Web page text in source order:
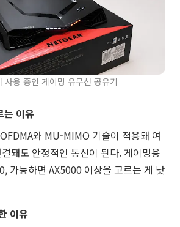
사용 중인 게이밍 유무선 공유기
이유
와 MU-MIMO 기술이 적용돼 여
돼도 안정적인 통신이 된다. 게이밍용
가능하면 AX5000 이상을 고르는 게 낫
이유